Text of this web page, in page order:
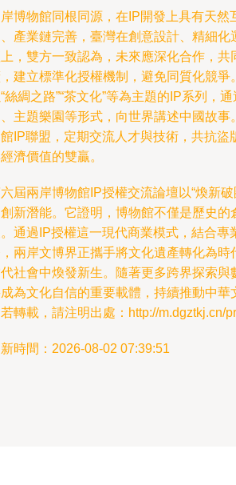
博物館同根同源，在IP開發上具有天然
產業鏈完善，臺灣在創意設計、精細化
，雙方一致認為，未來應深化合作，共
建立標準化授權機制，避免同質化競爭
絲綢之路”“茶文化”等為主題的IP系列，
主題樂園等形式，向世界講述中國故事
IP聯盟，定期交流人才與技術，共抗盜
濟價值的雙贏。
屆兩岸博物館IP授權交流論壇以“煥新
新潛能。它證明，博物館不僅是歷史的
通過IP授權這一現代商業模式，結合專
兩岸文博界正攜手將文化遺產轉化為時
社會中煥發新生。隨著更多跨界探索與
為文化自信的重要載體，持續推動中華
轉載，請注明出處：http://m.dgztkj.cn/
時間：2026-08-02 07:39:51